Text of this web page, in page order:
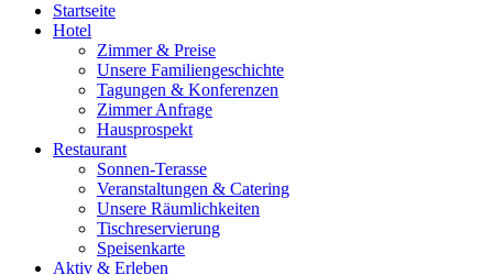
Startseite
Hotel
Zimmer & Preise
Unsere Familiengeschichte
Tagungen & Konferenzen
Zimmer Anfrage
Hausprospekt
Restaurant
Sonnen-Terasse
Veranstaltungen & Catering
Unsere Räumlichkeiten
Tischreservierung
Speisenkarte
Aktiv & Erleben